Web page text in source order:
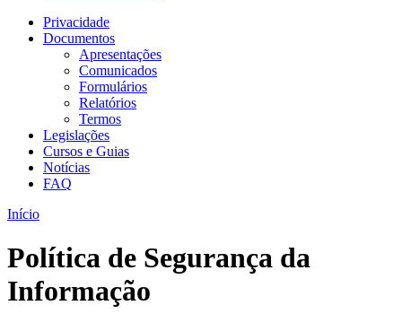
Privacidade
Documentos
Apresentações
Comunicados
Formulários
Relatórios
Termos
Legislações
Cursos e Guias
Notícias
FAQ
Início
Política de Segurança da
Informação